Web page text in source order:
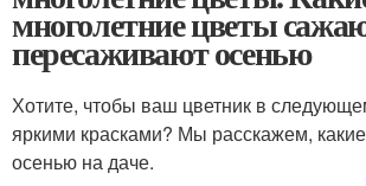
многолетние цветы
пересаживают осенью
Хотите, чтобы ваш цветник в
яркими красками? Мы расскажем,
осенью на даче.